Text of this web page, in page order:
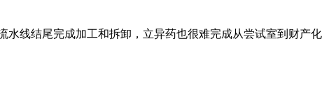
线结尾完成加工和拆卸，立异药也很难完成从尝试室到财产化